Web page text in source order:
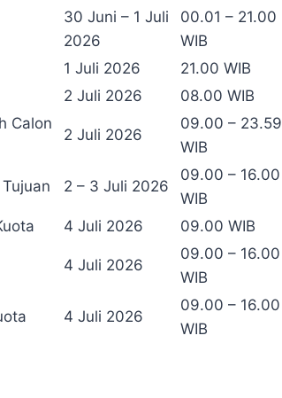
30 Juni – 1 Juli
2026
00.01 – 21.00
WIB
1 Juli 2026 21.00 WIB
2 Juli 2026 08.00 WIB
Calon
2 Juli 2026
09.00 – 23.59
WIB
2 – 3 Juli 2026
09.00 – 16.00
WIB
4 Juli 2026 09.00 WIB
4 Juli 2026
09.00 – 16.00
WIB
4 Juli 2026
09.00 – 16.00
WIB